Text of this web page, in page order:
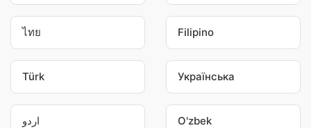
ไทย Filipino
Türk Українська
اردو O'zbek